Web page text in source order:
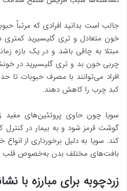
جالب است بدانید افرادی که مرتباً
خون متعادل و تری گلیسیرید کمتری
مبتلا به چاقی باشد و در یک بازه
چربی خون بد و تری گلیسیرید در
افراد می‌توانند با مصرف حبوبات تا
کبد چرب را کاهش دهند.
سویا چون حاوی پروتئین‌های مفید
گوشت قرمز شود و به بیمار در
کند. سویا به دلیل برخورداری از
بافت‌های مختلف بدن به‌خصوص قلب
زردچوبه برای مبارزه با